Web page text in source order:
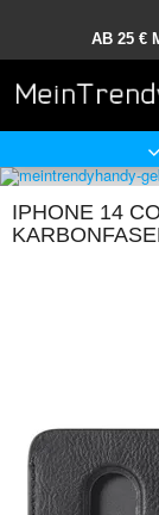
AB 25 €
IPHONE 14